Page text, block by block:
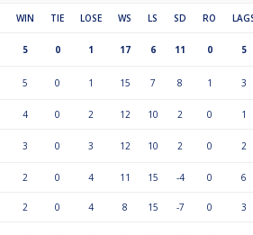
WIN TIE LOSE WS LS SD RO
5 0 1 17 6 11 0 5
5 0 1 15 7 8 1 3
4 0 2 12 10 2 0 1
3 0 3 12 10 2 0 2
2 0 4 11 15 -4 0 6
2 0 4 8 15 -7 0 3